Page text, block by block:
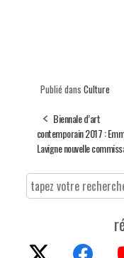
Publié dans Culture
Biennale d’art
contemporain 2017 :
Lavigne nouvelle